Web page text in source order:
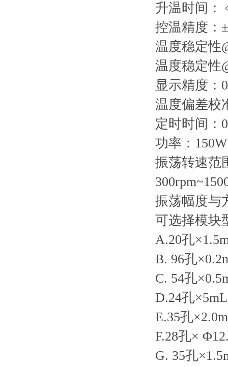
升温时间：
控温精度：
温度稳定性
温度稳定性
显示精度：
温度偏差校
定时时间：
功率：150W
振荡转速范
振荡幅度与
可选择模块
A.20孔
B. 96孔
C. 54孔
D.24孔×5mL
E.35孔
F.28孔×
G. 35孔